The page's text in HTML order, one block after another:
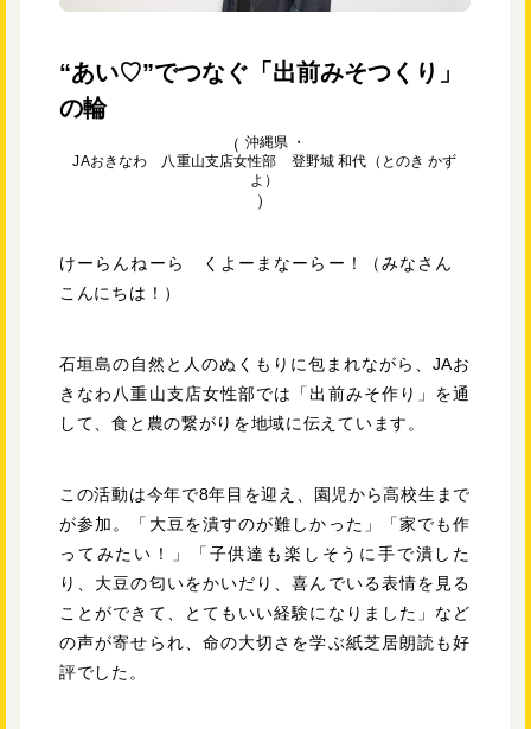
“あい♡”でつなぐ「出前みそつくり」
の輪
沖縄県 ・
JAおきなわ 八重山支店女性部 登野城 和代（とのき かず
よ）
けーらんねーら くよーまなーらー！（みなさん
こんにちは！）
石垣島の自然と人のぬくもりに包まれながら、JAお
きなわ八重山支店女性部では「出前みそ作り」を通
して、食と農の繋がりを地域に伝えています。
この活動は今年で8年目を迎え、園児から高校生まで
が参加。「大豆を潰すのが難しかった」「家でも作
ってみたい！」「子供達も楽しそうに手で潰した
り、大豆の匂いをかいだり、喜んでいる表情を見る
ことができて、とてもいい経験になりました」など
の声が寄せられ、命の大切さを学ぶ紙芝居朗読も好
評でした。